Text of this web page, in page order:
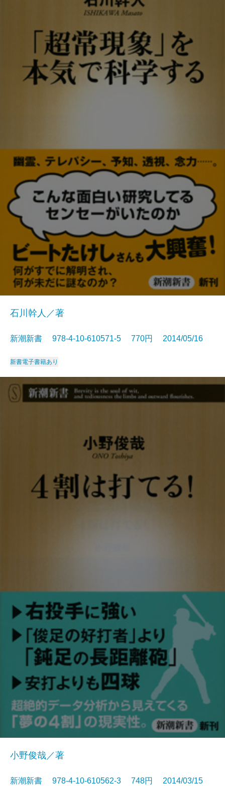
石川幹人／著
新潮新書 978-4-10-610571-5 770円 2014/05/16
新書電子書籍あり
小野俊哉／著
新潮新書 978-4-10-610562-3 748円 2014/03/15